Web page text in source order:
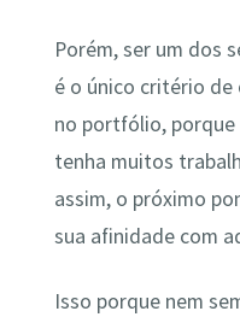
Porém, ser um dos
é o único critério de
no portfólio, porque
tenha muitos
assim, o próximo
sua afinidade com
Isso porque nem